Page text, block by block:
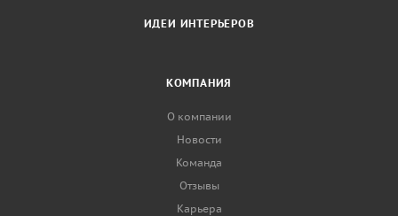
ИДЕИ ИНТЕРЬЕРОВ
КОМПАНИЯ
О компании
Новости
Команда
Отзывы
Карьера